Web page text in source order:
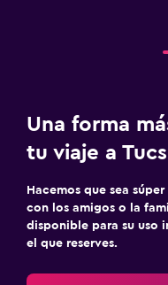
Una forma
tu viaje a
Hacemos que sea
con los amigos o la
disponible para su uso
el que reserves.